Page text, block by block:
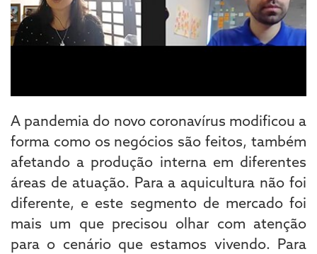
A pandemia do novo coronavírus modificou a
forma como os negócios são feitos, também
afetando a produção interna em diferentes
áreas de atuação. Para a aquicultura não foi
diferente, e este segmento de mercado foi
mais um que precisou olhar com atenção
para o cenário que estamos vivendo. Para